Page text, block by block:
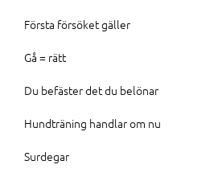
Första försöket gäller
Gå = rätt
Du befäster det du belönar
Hundträning handlar om nu
Surdegar